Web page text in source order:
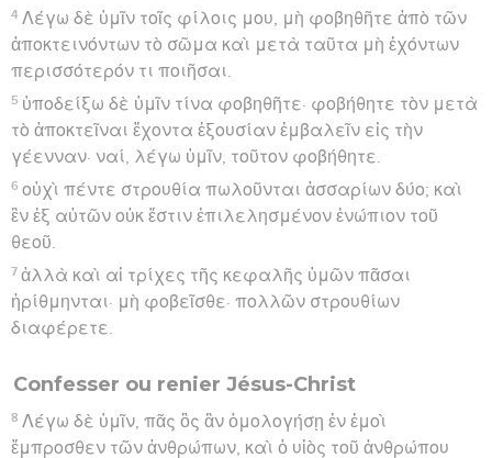
4 Λέγω δὲ ὑμῖν τοῖς φίλοις μου, μὴ φοβηθῆτε ἀπὸ τῶν
ἀποκτεινόντων τὸ σῶμα καὶ μετὰ ταῦτα μὴ ἐχόντων
περισσότερόν τι ποιῆσαι.
5 ὑποδείξω δὲ ὑμῖν τίνα φοβηθῆτε· φοβήθητε τὸν μετὰ
τὸ ἀποκτεῖναι ἔχοντα ἐξουσίαν ἐμβαλεῖν εἰς τὴν
γέενναν· ναί, λέγω ὑμῖν, τοῦτον φοβήθητε.
6 οὐχὶ πέντε στρουθία πωλοῦνται ἀσσαρίων δύο; καὶ
ἓν ἐξ αὐτῶν οὐκ ἔστιν ἐπιλελησμένον ἐνώπιον τοῦ
θεοῦ.
7 ἀλλὰ καὶ αἱ τρίχες τῆς κεφαλῆς ὑμῶν πᾶσαι
ἠρίθμηνται· μὴ φοβεῖσθε· πολλῶν στρουθίων
διαφέρετε.
Confesser ou renier Jésus-Christ
8 Λέγω δὲ ὑμῖν, πᾶς ὃς ἂν ὁμολογήσῃ ἐν ἐμοὶ
ἔμπροσθεν τῶν ἀνθρώπων, καὶ ὁ υἱὸς τοῦ ἀνθρώπου